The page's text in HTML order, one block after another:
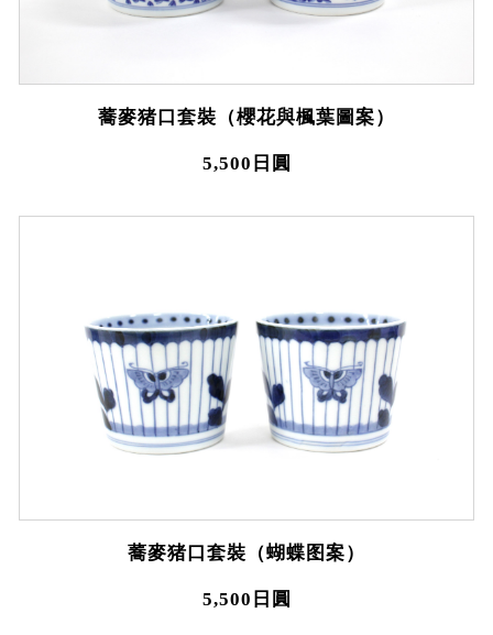
蕎麥猪口套裝（櫻花與楓葉圖案）
5,500日圓
蕎麥猪口套裝（蝴蝶图案）
5,500日圓